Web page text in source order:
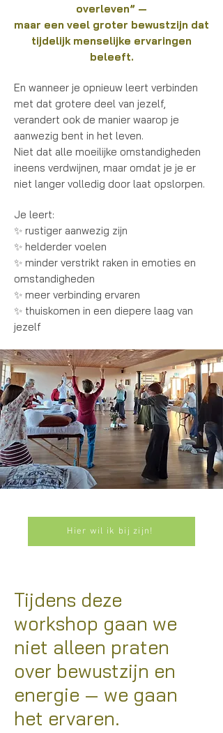
overleven” —
maar een veel groter bewustzijn dat
tijdelijk menselijke ervaringen
beleeft.
En wanneer je opnieuw leert verbinden
met dat grotere deel van jezelf,
verandert ook de manier waarop je
aanwezig bent in het leven.
Niet dat alle moeilijke omstandigheden
ineens verdwijnen, maar omdat je je er
niet langer volledig door laat opslorpen.
Je leert:
✨ rustiger aanwezig zijn
✨ helderder voelen
✨ minder verstrikt raken in emoties en
omstandigheden
✨ meer verbinding ervaren
✨ thuiskomen in een diepere laag van
jezelf
Hier wil ik bij zijn!
Tijdens deze
workshop gaan we
niet alleen praten
over bewustzijn en
energie — we gaan
het ervaren.